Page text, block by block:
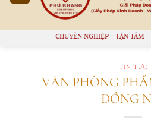
KHANG - CHUYÊN NGHIỆP - TẬN TÂM - UY
TIN TỨC
VĂN PHÒNG
ĐỒNG